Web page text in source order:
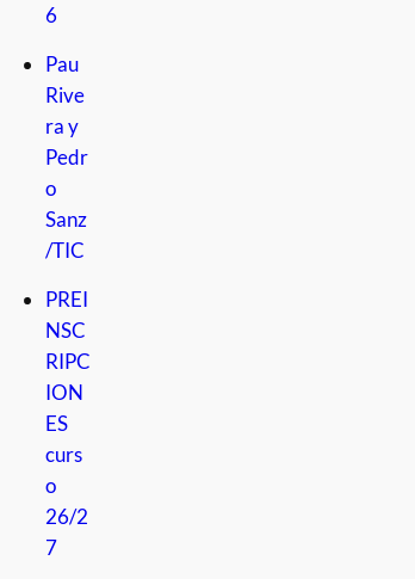
6
Pau
Rive
ra y
Pedr
o
Sanz
/TIC
PREI
NSC
RIPC
ION
ES
curs
o
26/2
7